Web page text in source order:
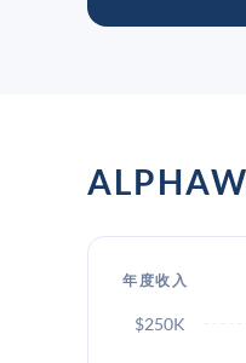
年度收入
$250K